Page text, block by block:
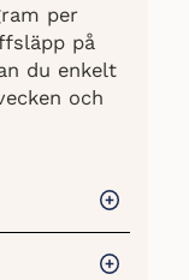
per
på
du enkelt
och
g/min